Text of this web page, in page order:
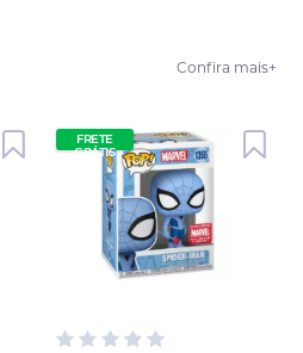
Confira mais+
FRETE
GRÁTIS